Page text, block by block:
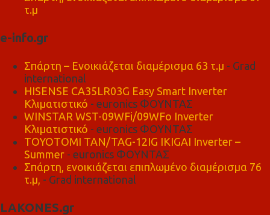
τ.μ
e-info.gr
Σπάρτη – Ενοικιάζεται διαμέρισμα 63 τ.μ - Grad
international
HISENSE CA35LR03G Easy Smart Inverter
Κλιματιστικό - euronics ΦΟΥΝΤΑΣ
WINSTAR WST-09WFi/09WFo Inverter
Κλιματιστικό - euronics ΦΟΥΝΤΑΣ
TOYOTOMI TAN/TAG-12IG IKIGAI Inverter –
Summer - euronics ΦΟΥΝΤΑΣ
Σπάρτη, ενοικιάζεται επιπλωμένο διαμέρισμα 76
τ.μ, - Grad international
LAKONES.gr